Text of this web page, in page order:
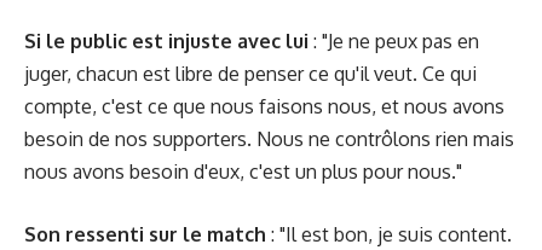
Si le public est injuste avec lui : "Je ne peux pas en
juger, chacun est libre de penser ce qu'il veut. Ce qui
compte, c'est ce que nous faisons nous, et nous avons
besoin de nos supporters. Nous ne contrôlons rien mais
nous avons besoin d'eux, c'est un plus pour nous."
Son ressenti sur le match : "Il est bon, je suis content.